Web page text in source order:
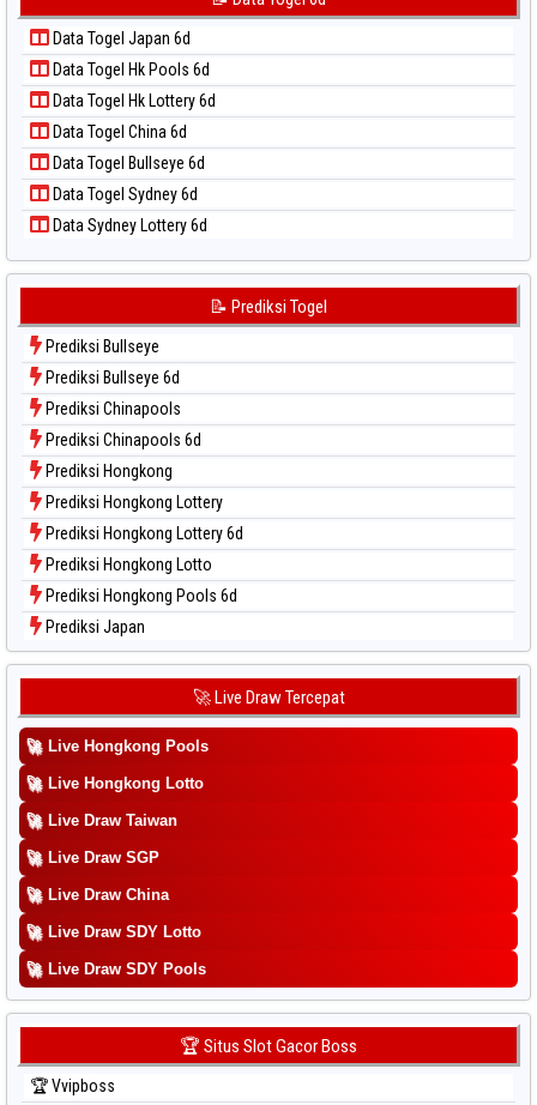
📝 Pola Dasar Taiwan
Data Togel Kuda Lari
Data Togel Magnum Cambodia
Data Togel Nagoya
Data Togel North Carolina Day
Data Togel Pcso
Data Togel Sao Paulo
Data Togel Singapore
Data Togel Sydney
Data Togel Sydney Lottery
Data Togel Sydney Lottery 6d
Data Togel Sydney Lotto
Data Togel Sydney Pools 6d
Data Togel Taipei
Data Togel Taiwan
Data Togel Japan 6d
Data Togel Hk Pools 6d
Data Togel Hk Lottery 6d
Data Togel China 6d
Data Togel Bullseye 6d
Data Togel Sydney 6d
Data Sydney Lottery 6d
📝 Prediksi Togel
Prediksi Bullseye
Prediksi Bullseye 6d
Prediksi Chinapools
Prediksi Chinapools 6d
Prediksi Hongkong
Prediksi Hongkong Lottery
Prediksi Hongkong Lottery 6d
Prediksi Hongkong Lotto
Prediksi Hongkong Pools 6d
Prediksi Japan
Prediksi Japan 6d
Prediksi Kuda Lari
Prediksi Magnum Cambodia
Prediksi Nagoya
Prediksi North Carolina Day
Prediksi Singapore
Prediksi Sydney
Prediksi Sydney Lottery
Prediksi Sydney Lottery 6d
Prediksi Sydney Lotto
Prediksi Sydney Pools 6d
Prediksi Taipei
🚀 Live Draw Tercepat
🚀 Live Hongkong Pools
🚀 Live Hongkong Lotto
🚀 Live Draw Taiwan
🚀 Live Draw SGP
🚀 Live Draw China
🚀 Live Draw SDY Lotto
🚀 Live Draw SDY Pools
🏆 Situs Slot Gacor Boss
🏆 Vvipboss